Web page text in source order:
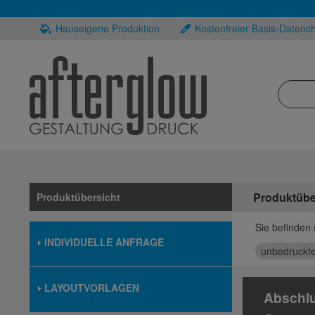
Hauseigene Produktion Kostenfreier Basis-
Produktübersicht
INDIVIDUELLE ANFRAGE
LAYOUTVORLAGEN
Sie befinden